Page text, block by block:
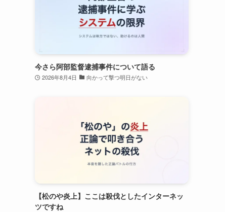
今さら阿部監督逮捕事件について語る
2026年8月4日 向かって撃つ明日がない
【松のや炎上】ここは殺伐としたインターネッ
ツですね